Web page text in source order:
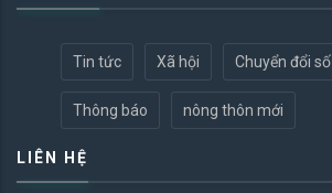
Tin tức Xã hội Chuyển đổi số
Thông báo nông thôn mới
LIÊN HỆ